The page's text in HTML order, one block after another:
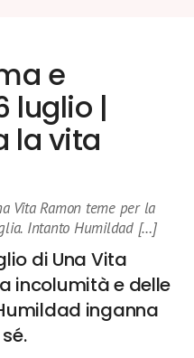
e
luglio |
la vita
Vita Ramon teme per la
Intanto Humildad […]
di Una Vita
incolumità e delle
inganna